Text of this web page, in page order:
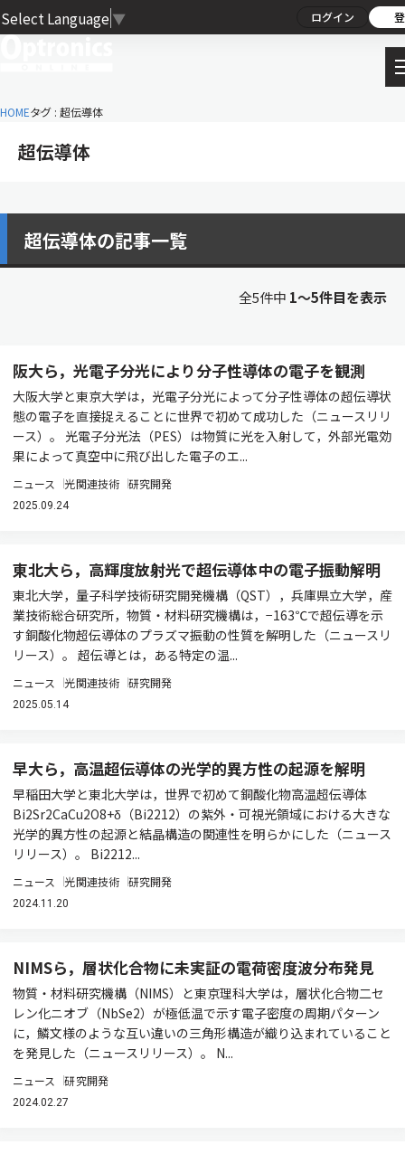
Select Language ▼ ログイン
HOMEタグ : 超伝導体
超伝導体
超伝導体の記事一覧
全5件中 1〜5件目を表示
阪大ら，光電子分光により分子性導体の電子を観測
大阪大学と東京大学は，光電子分光によって分子性導体の超伝導状
態の電子を直接捉えることに世界で初めて成功した（ニュースリリ
ース）。 光電子分光法（PES）は物質に光を入射して，外部光電効
果によって真空中に飛び出した電子のエ...
ニュース 光関連技術 研究開発
2025.09.24
東北大ら，高輝度放射光で超伝導体中の電子振動解明
東北大学，量子科学技術研究開発機構（QST），兵庫県立大学，産
業技術総合研究所，物質・材料研究機構は，−163℃で超伝導を示
す銅酸化物超伝導体のプラズマ振動の性質を解明した（ニュースリ
リース）。 超伝導とは，ある特定の温...
ニュース 光関連技術 研究開発
2025.05.14
早大ら，高温超伝導体の光学的異方性の起源を解明
早稲田大学と東北大学は，世界で初めて銅酸化物高温超伝導体
Bi2Sr2CaCu2O8+δ（Bi2212）の紫外・可視光領域における大きな
光学的異方性の起源と結晶構造の関連性を明らかにした（ニュース
リリース）。 Bi2212...
ニュース 光関連技術 研究開発
2024.11.20
NIMSら，層状化合物に未実証の電荷密度波分布発見
物質・材料研究機構（NIMS）と東京理科大学は，層状化合物二セ
レン化ニオブ（NbSe2）が極低温で示す電子密度の周期パターン
に，鱗文様のような互い違いの三角形構造が織り込まれていること
を発見した（ニュースリリース）。 N...
ニュース 研究開発
2024.02.27